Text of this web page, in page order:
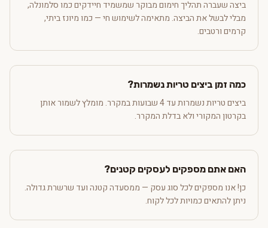
ביצה שעברה תהליך חימום מבוקר שמשמיד חיידקים כמו סלמונלה,
מבלי לבשל את הביצה. מתאימה לשימוש חי — כמו מיונז ביתי,
קרמים ורטבים.
כמה זמן ביצים טריות נשמרות?
ביצים טריות נשמרות עד 4 שבועות במקרר. מומלץ לשמור אותן
בקרטון המקורי ולא בדלת המקרר.
האם אתם מספקים לעסקים קטנים?
כן! אנו מספקים לכל סוג עסק — ממסעדה קטנה ועד שרשרת גדולה.
ניתן להתאים כמויות לכל לקוח.